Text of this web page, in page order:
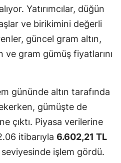
Yatırımcılar, düğün
ve birikimini değerli
güncel gram altın,
ve gram gümüş fiyatlarını
gününde altın tarafında
gümüşte de
çıktı. Piyasa verilerine
itibarıyla 6.602,21 TL
seviyesinde işlem gördü.